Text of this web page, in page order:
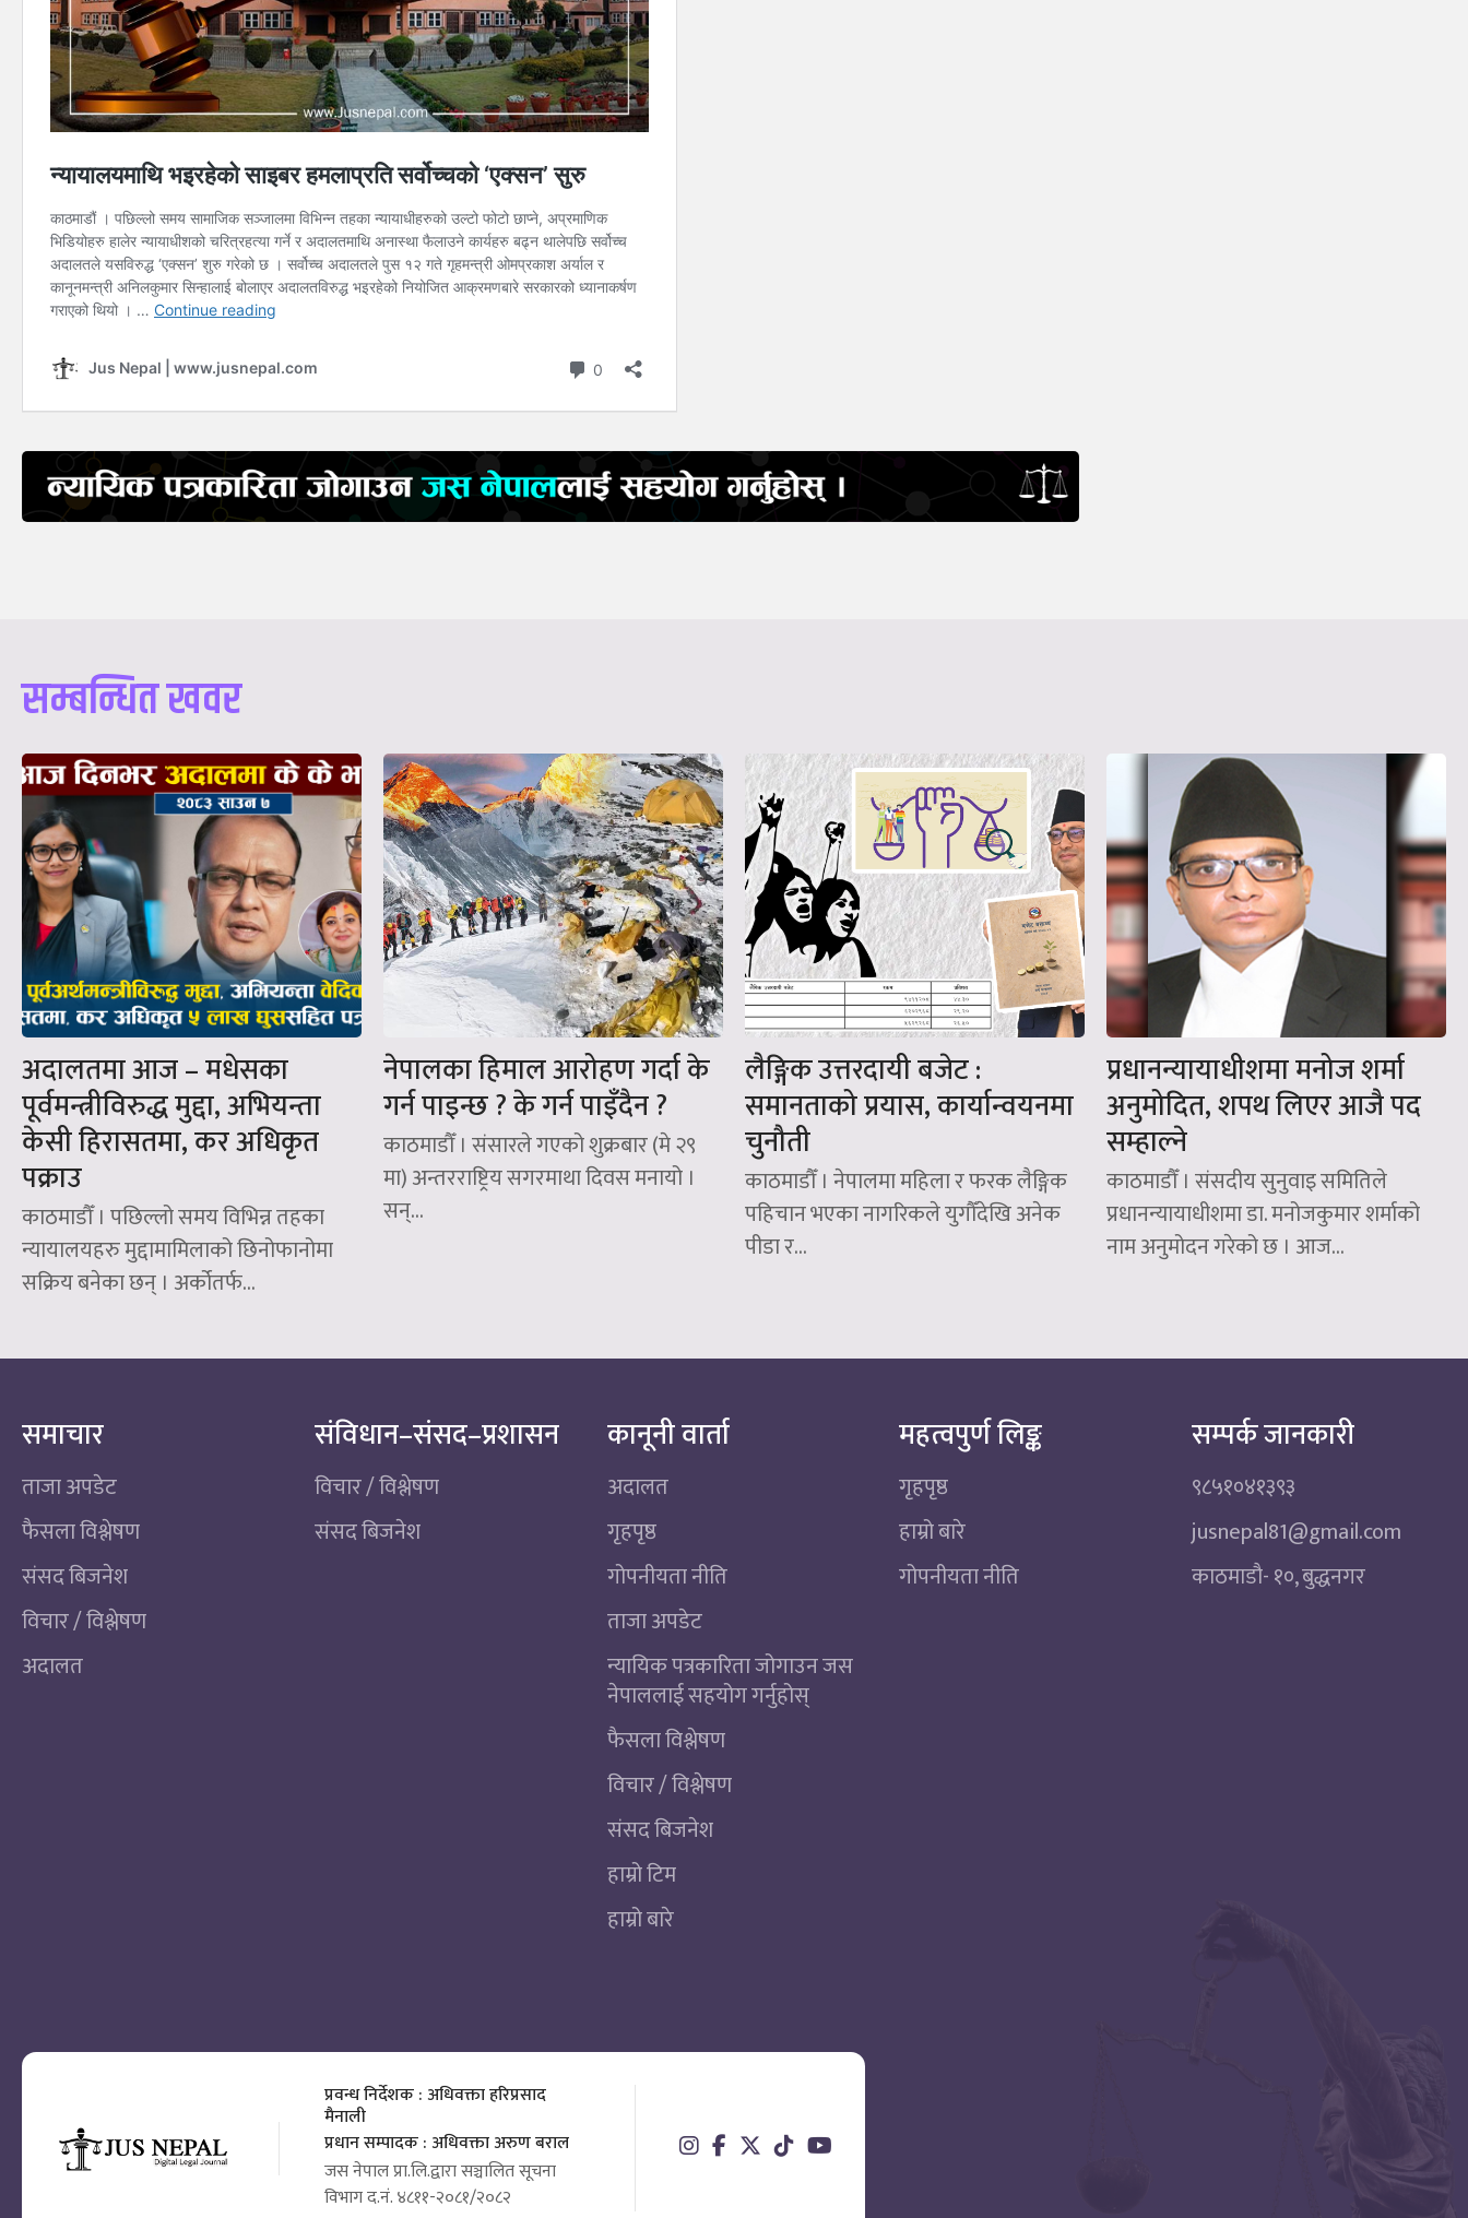
सम्बन्धित खवर
अदालतमा आज – मधेसका
पूर्वमन्त्रीविरुद्ध मुद्दा, अभियन्ता
केसी हिरासतमा, कर अधिकृत
पक्राउ
काठमाडौँ । पछिल्लो समय विभिन्न तहका
न्यायालयहरु मुद्दामामिलाको छिनोफानोमा
सक्रिय बनेका छन् । अर्कोतर्फ...
नेपालका हिमाल आरोहण गर्दा के
गर्न पाइन्छ ? के गर्न पाइँदैन ?
काठमाडौँ । संसारले गएको शुक्रबार (मे २९
मा) अन्तरराष्ट्रिय सगरमाथा दिवस मनायो ।
सन्‌...
लैङ्गिक उत्तरदायी बजेट :
समानताको प्रयास, कार्यान्वयनमा
चुनौती
काठमाडौँ । नेपालमा महिला र फरक लैङ्गिक
पहिचान भएका नागरिकले युगौँदेखि अनेक
पीडा र...
प्रधानन्यायाधीशमा मनोज शर्मा
अनुमोदित, शपथ लिएर आजै पद
सम्हाल्ने
काठमाडौँ । संसदीय सुनुवाइ समितिले
प्रधानन्यायाधीशमा डा. मनोजकुमार शर्माको
नाम अनुमोदन गरेको छ । आज...
समाचार
ताजा अपडेट
फैसला विश्लेषण
संसद बिजनेश
विचार / विश्लेषण
अदालत
संविधान–संसद–प्रशासन
विचार / विश्लेषण
संसद बिजनेश
कानूनी वार्ता
अदालत
गृहपृष्ठ
गोपनीयता नीति
ताजा अपडेट
न्यायिक पत्रकारिता जोगाउन जस
नेपाललाई सहयोग गर्नुहोस्
फैसला विश्लेषण
विचार / विश्लेषण
संसद बिजनेश
हाम्रो टिम
हाम्रो बारे
महत्वपुर्ण लिङ्क
गृहपृष्ठ
हाम्रो बारे
गोपनीयता नीति
सम्पर्क जानकारी
९८५१०४१३९३
jusnepal81@gmail.com
काठमाडाै‌- १०, बुद्धनगर
प्रवन्ध निर्देशक : अधिवक्ता हरिप्रसाद
मैनाली
प्रधान सम्पादक : अधिवक्ता अरुण बराल
जस नेपाल प्रा.लि.द्वारा सञ्चालित सूचना
विभाग द.नं. ४८११-२०८१/२०८२